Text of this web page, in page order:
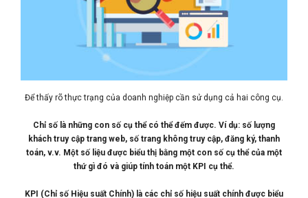
Để thấy rõ thực trạng của doanh nghiệp cần sử dụng cả hai công cụ.
Chỉ số là những con số cụ thể có thể đếm được. Ví dụ: số lượng
khách truy cập trang web, số trang không truy cập, đăng ký, thanh
toán, v.v. Một số liệu được biểu thị bằng một con số cụ thể của một
thứ gì đó và giúp tính toán một KPI cụ thể.
KPI (Chỉ số Hiệu suất Chính) là các chỉ số hiệu suất chính được biểu